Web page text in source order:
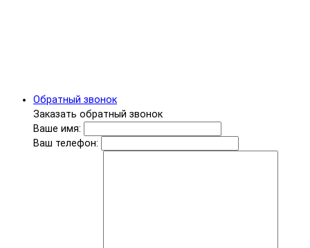
Обратный звонок
Заказать обратный звонок
Ваше имя:
Ваш телефон: